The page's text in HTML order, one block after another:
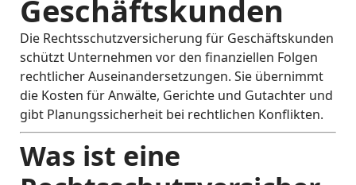
Geschäftskunden
Die Rechtsschutzversicherung für Geschäftskunden
schützt Unternehmen vor den finanziellen Folgen
rechtlicher Auseinandersetzungen. Sie übernimmt
die Kosten für Anwälte, Gerichte und Gutachter und
gibt Planungssicherheit bei rechtlichen Konflikten.
Was ist eine